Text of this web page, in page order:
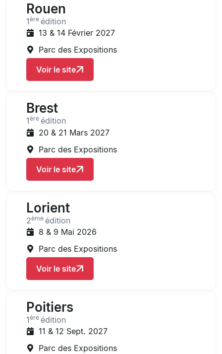
Rouen
1ère édition
13 & 14 Février 2027
Parc des Expositions
Voir le site
Brest
1ère édition
20 & 21 Mars 2027
Parc des Expositions
Voir le site
Lorient
2ème édition
8 & 9 Mai 2026
Parc des Expositions
Voir le site
Poitiers
1ère édition
11 & 12 Sept. 2027
Parc des Expositions